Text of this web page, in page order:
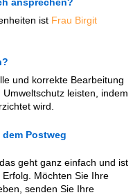
ist Frau Birgit
und korrekte Bearbeitung
leisten, indem
wird.
Postweg
geht ganz einfach und ist
Möchten Sie Ihre
senden Sie Ihre